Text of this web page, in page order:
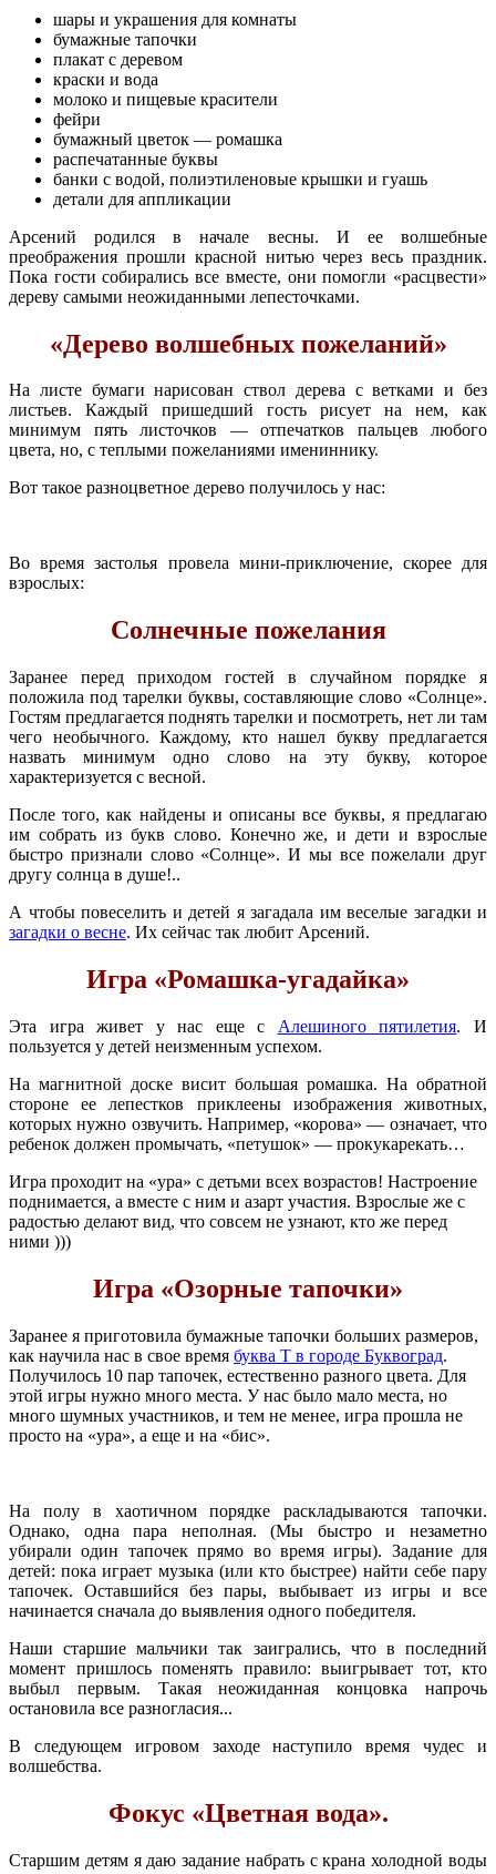
шары и украшения для комнаты
бумажные тапочки
плакат с деревом
краски и вода
молоко и пищевые красители
фейри
бумажный цветок — ромашка
распечатанные буквы
банки с водой, полиэтиленовые крышки и гуашь
детали для аппликации
Арсений родился в начале весны. И ее волшебные
преображения прошли красной нитью через весь праздник.
Пока гости собирались все вместе, они помогли «расцвести»
дереву самыми неожиданными лепесточками.
«Дерево волшебных пожеланий»
На листе бумаги нарисован ствол дерева светками и без
листьев. Каждый пришедший гость рисует на нем, как
минимум пять листочков — отпечатков пальцев любого
цвета, но, с теплыми пожеланиями имениннику.
Вот такое разноцветное дерево получилось у нас:
Во время застолья провела мини-приключение, скорее для
взрослых:
Солнечные пожелания
Заранее перед приходом гостей в случайном порядке я
положила под тарелки буквы, составляющие слово «Солнце».
Гостям предлагается поднять тарелки и посмотреть, нет ли там
чего необычного. Каждому, кто нашел букву предлагается
назвать минимум одно слово на эту букву, которое
характеризуется с весной.
После того, как найдены и описаны все буквы, я предлагаю
им собрать из букв слово. Конечно же, и дети и взрослые
быстро признали слово «Солнце». И мы все пожелали друг
другу солнца в душе!..
А чтобы повеселить и детей я загадала им веселые загадки и
загадки о весне. Их сейчас так любит Арсений.
Игра «Ромашка-угадайка»
Эта игра живет у нас еще с Алешиного пятилетия. И
пользуется у детей неизменным успехом.
На магнитной доске висит большая ромашка. На обратной
стороне ее лепестков приклеены изображения животных,
которых нужно озвучить. Например, «корова» — означает, что
ребенок должен промычать, «петушок» — прокукарекать…
Игра проходит на «ура» с детьми всех возрастов! Настроение
поднимается, а вместе с ним и азарт участия. Взрослые же с
радостью делают вид, что совсем не узнают, кто же перед
ними )))
Игра «Озорные тапочки»
Заранее я приготовила бумажные тапочки больших размеров,
как научила нас в свое время буква Т в городе Буквоград.
Получилось 10 пар тапочек, естественно разного цвета. Для
этой игры нужно много места. У нас было мало места, но
много шумных участников, и тем не менее, игра прошла не
просто на «ура», а еще и на «бис».
На полу в хаотичном порядке раскладываются тапочки.
Однако, одна пара неполная. (Мы быстро и незаметно
убирали один тапочек прямо во время игры). Задание для
детей: пока играет музыка (или кто быстрее) найти себе пару
тапочек. Оставшийся без пары, выбывает из игры и все
начинается сначала до выявления одного победителя.
Наши старшие мальчики так заигрались, что в последний
момент пришлось поменять правило: выигрывает тот, кто
выбыл первым. Такая неожиданная концовка напрочь
остановила все разногласия...
В следующем игровом заходе наступило время чудес и
волшебства.
Фокус «Цветная вода».
Старшим детям я даю задание набрать с крана холодной воды